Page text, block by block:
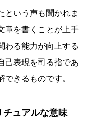
という声も聞かれま
章を書くことが上手
わる能力が向上する
己表現を司る指であ
きるものです。
ュアルな意味